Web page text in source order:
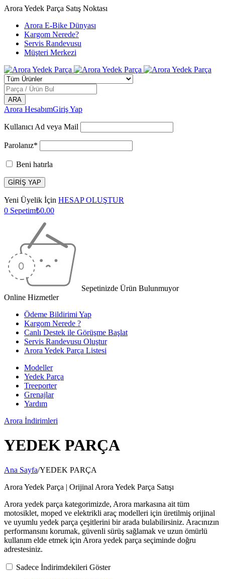
Arora Yedek Parça Satış Noktası
Arora E-Bike Dünyası
Kargom Nerede?
Servis Randevusu
Müşteri Merkezi
Arora HesabımGiriş Yap
Kullanıcı Ad veya Mail
Parolanız*
Beni hatırla
Yeni Üyelik İçin HESAP OLUŞTUR
0 Sepetim₺0.00
Sepetinizde Ürün Bulunmuyor
Online Hizmetler
Ödeme Bildirimi Yap
Kargom Nerede ?
Canlı Destek ile Görüşme Başlat
Servis Randevusu Oluştur
Arora Yedek Parça Listesi
Modeller
Yedek Parça
Treeporter
Grenajlar
Yardım
Arora İndirimleri
YEDEK PARÇA
Ana Sayfa/YEDEK PARÇA
Arora Yedek Parça | Orijinal Arora Yedek Parça Satışı
Arora yedek parça kategorimizde, Arora markasına ait tüm
motosiklet, moped ve elektrikli araç modelleri için üretilmiş orijinal
ve uyumlu yedek parça çeşitlerini bir arada bulabilirsiniz. Aracınızın
performansını korumak, güvenli sürüş sağlamak ve uzun ömürlü
kullanım elde etmek için Arora yedek parça seçiminde doğru
adrestesiniz.
Sadece İndirimdekileri Göster